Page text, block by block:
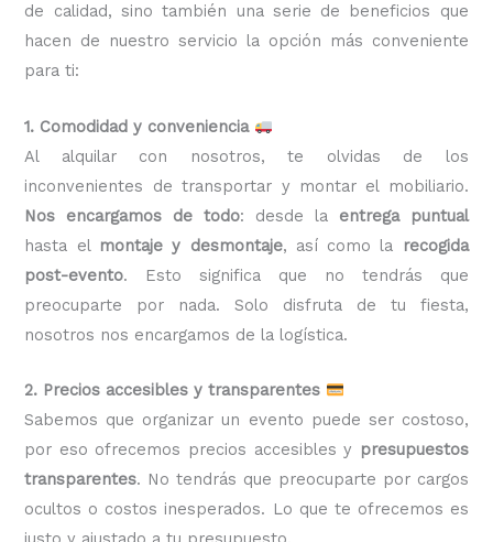
de calidad, sino también una serie de beneficios que
hacen de nuestro servicio la opción más conveniente
para ti:
1. Comodidad y conveniencia
Al alquilar con nosotros, te olvidas de los
inconvenientes de transportar y montar el mobiliario.
Nos encargamos de todo: desde la entrega puntual
hasta el montaje y desmontaje, así como la
recogida
post-evento. Esto significa que no tendrás que
preocuparte por nada. Solo disfruta de tu fiesta,
nosotros nos encargamos de la logística.
2. Precios accesibles y transparentes
Sabemos que organizar un evento puede ser costoso,
por eso ofrecemos precios accesibles y presupuestos
transparentes. No tendrás que preocuparte por cargos
ocultos o costos inesperados. Lo que te ofrecemos es